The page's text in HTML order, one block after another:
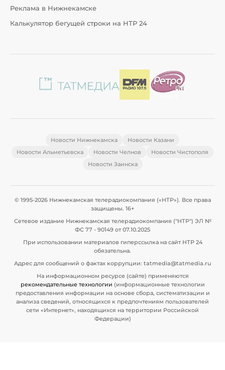
Реклама в Нижнекамске
Калькулятор бегущей строки на НТР 24
Новости Нижнекамска
Новости Казани
Новости Альметьевска
Новости Челнов
Новости Чистополя
Новости Заинска
© 1995-2026 Нижнекамская телерадиокомпания («НТР»). Все права
защищены. 16+
Сетевое издание Нижнекамская телерадиокомпания ("НТР") ЭЛ №
ФС 77 - 90149 от 07.10.2025
При использовании материалов гиперссылка на сайт НТР 24
обязательна.
Адрес для сообщений о фактах коррупции: tatmedia@tatmedia.ru
На информационном ресурсе (сайте) применяются
рекомендательные технологии (информационные технологии
предоставления информации на основе сбора, систематизации и
анализа сведений, относящихся к предпочтениям пользователей
сети «Интернет», находящихся на территории Российской
Федерации)